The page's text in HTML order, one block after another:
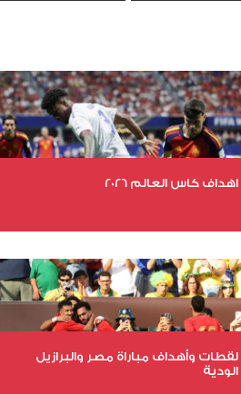
اهداف كاس العالم 2026
عدد المشاهدات 1983
لقطات وأهداف مباراة مصر والبرازيل
الودية